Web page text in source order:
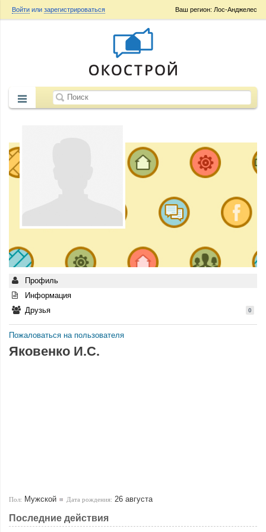
Ваш регион: Лос-Анджелес
Войти или зарегистрироваться
Профиль
Информация
Друзья
0
Пожаловаться на пользователя
Яковенко И.С.
Пол: Мужской Дата рождения: 26 августа
Последние действия